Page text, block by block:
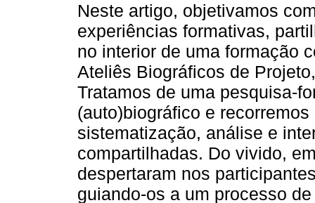
Neste artigo, objetivamos
experiências formativas,
no interior de uma formação
Ateliês Biográficos de
Tratamos de uma pesquisa-
(auto)biográfico e
sistematização, análise e
compartilhadas. Do vivido,
despertaram nos
guiando-os a um processo